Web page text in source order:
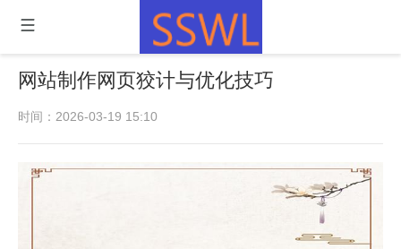
网站制作网页狡计与优化技巧
时间：2026-03-19 15:10